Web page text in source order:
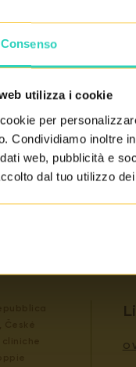
Consenso
utilizza i cookie
per
Condividiamo inoltre
web, pubblicità e
dal tuo utilizzo